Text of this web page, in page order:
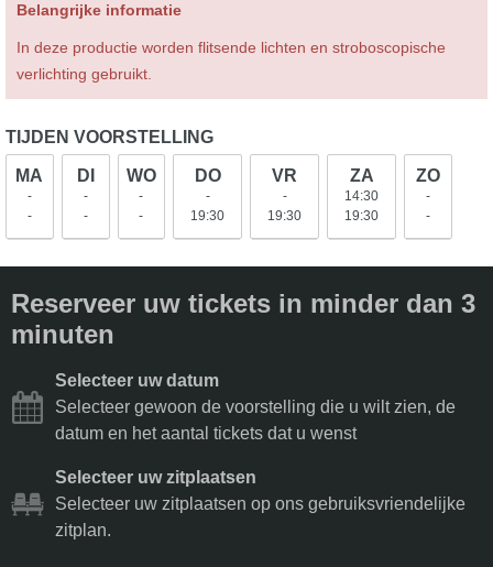
Belangrijke informatie
In deze productie worden flitsende lichten en stroboscopische
verlichting gebruikt.
TIJDEN VOORSTELLING
MA
-
-
DI
-
-
WO
-
-
DO
-
19:30
VR
-
19:30
ZA
14:30
19:30
ZO
-
-
Reserveer uw tickets in minder dan 3
minuten
Selecteer uw datum
Selecteer gewoon de voorstelling die u wilt zien, de
datum en het aantal tickets dat u wenst
Selecteer uw zitplaatsen
Selecteer uw zitplaatsen op ons gebruiksvriendelijke
zitplan.